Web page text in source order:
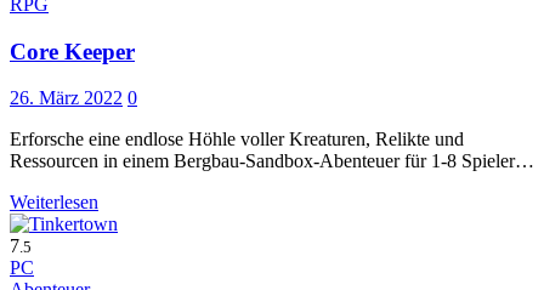
RPG
Core Keeper
26. März 2022 0
Erforsche eine endlose Höhle voller Kreaturen, Relikte und
Ressourcen in einem Bergbau-Sandbox-Abenteuer für 1-8 Spieler…
Weiterlesen
7.5
PC